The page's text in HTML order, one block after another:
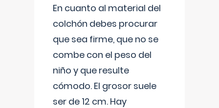
En cuanto al material del
colchón debes procurar
que sea firme, que no se
combe con el peso del
niño y que resulte
cómodo. El grosor suele
ser de 12 cm. Hay